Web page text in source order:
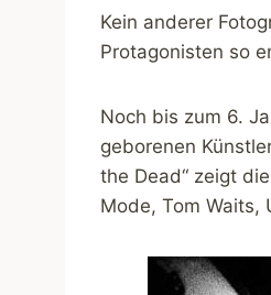
Kein anderer
Protagonisten so
Noch bis zum 6.
geborenen
the Dead“ zeigt
Mode, Tom Waits,